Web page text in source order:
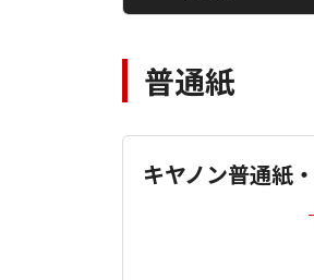
普通紙
キヤノン普通紙